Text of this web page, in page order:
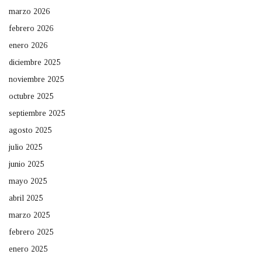
marzo 2026
febrero 2026
enero 2026
diciembre 2025
noviembre 2025
octubre 2025
septiembre 2025
agosto 2025
julio 2025
junio 2025
mayo 2025
abril 2025
marzo 2025
febrero 2025
enero 2025